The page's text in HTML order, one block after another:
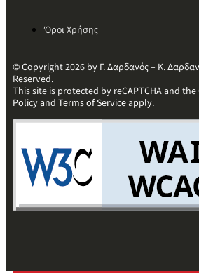
Όροι Χρήσης
© Copyright 2026 by Γ. Δαρδανός – Κ.
Reserved.
This site is protected by reCAPTCHA and
Policyand Terms of Serviceapply.